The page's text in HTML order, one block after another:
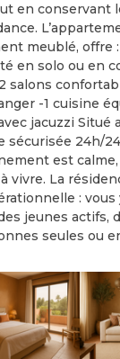
en conservant
meublé, offre
en solo ou en
salons
-1 cuisine
jacuzzi Situé
sécurisée 24h/
est
vivre. La
: vous
jeunes actifs,
seules ou